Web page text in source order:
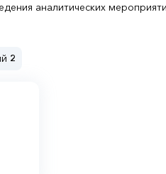
аналитических
но и контактировать с
2